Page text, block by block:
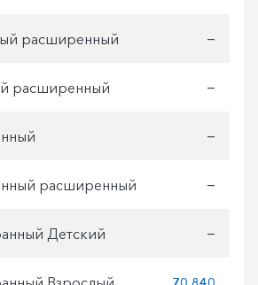
расширенный —
расширенный —
—
расширенный —
Детский —